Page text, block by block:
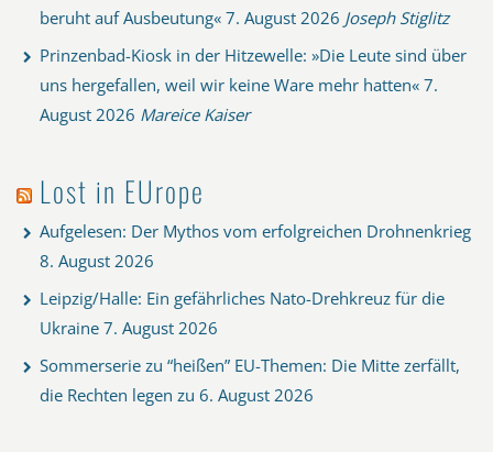
beruht auf Ausbeutung« 7. August 2026 Joseph Stiglitz
Prinzenbad-Kiosk in der Hitzewelle: »Die Leute sind über
uns hergefallen, weil wir keine Ware mehr hatten« 7.
August 2026 Mareice Kaiser
Lost in EUrope
Aufgelesen: Der Mythos vom erfolgreichen Drohnenkrieg
8. August 2026
Leipzig/Halle: Ein gefährliches Nato-Drehkreuz für die
Ukraine 7. August 2026
Sommerserie zu “heißen” EU-Themen: Die Mitte zerfällt,
die Rechten legen zu 6. August 2026